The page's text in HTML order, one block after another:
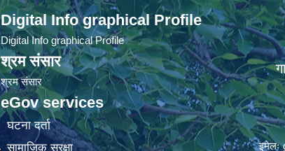
Digital Info graphical Profile
Digital Info graphical Profile
श्रम संसार
श्रम संसार
eGov services
घटना दर्ता
सामाजिक सुरक्षा
इमेलः